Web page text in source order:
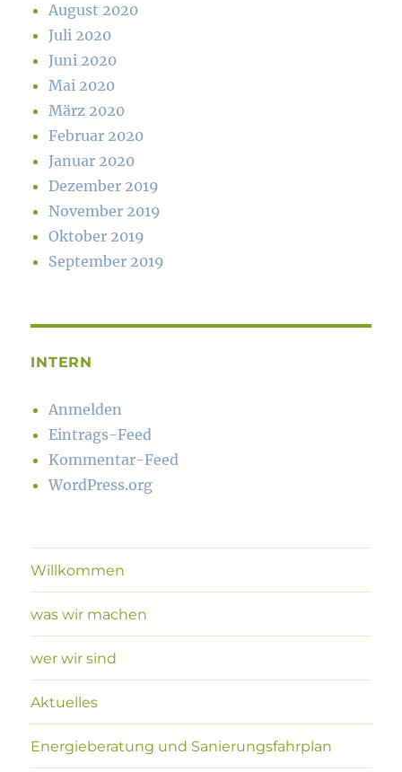
August 2020
Juli 2020
Juni 2020
Mai 2020
März 2020
Februar 2020
Januar 2020
Dezember 2019
November 2019
Oktober 2019
September 2019
INTERN
Anmelden
Eintrags-Feed
Kommentar-Feed
WordPress.org
Willkommen
was wir machen
wer wir sind
Aktuelles
Energieberatung und Sanierungsfahrplan